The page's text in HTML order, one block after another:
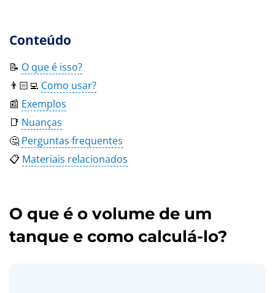
Conteúdo
📝 O que é isso?
👨🏻‍💻 Como usar?
📰 Exemplos
📑 Nuanças
🤔 Perguntas frequentes
📋 Materiais relacionados
O que é o volume de um
tanque e como calculá-lo?